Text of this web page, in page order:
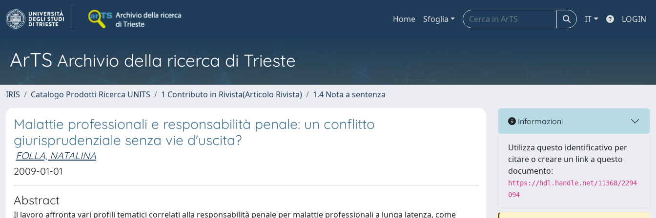
Home Sfoglia IT LOGIN
ArTS Archivio della ricerca di Trieste
IRIS Catalogo Prodotti Ricerca UNITS 1 Contributo in Rivista(Articolo Rivista) 1.4 Nota a sentenza
Malattie professionali e responsabilità penale: un conflitto
giurisprudenziale senza vie d'uscita?
FOLLA, NATALINA
2009-01-01
Abstract
Il lavoro affronta vari profili tematici correlati alla responsabilità penale per malattie professionali a lunga latenza, come
Informazioni
Utilizza questo identificativo per
citare o creare un link a questo
documento:
https://hdl.handle.net/11368/2294
094